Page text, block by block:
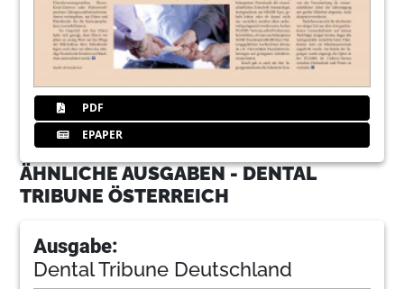
PDF
EPAPER
ÄHNLICHE AUSGABEN - DENTAL
TRIBUNE ÖSTERREICH
Ausgabe:
Dental Tribune Deutschland